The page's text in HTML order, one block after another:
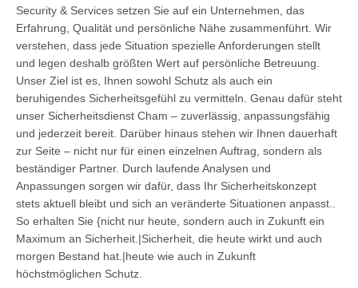
Security & Services setzen Sie auf ein Unternehmen, das
Erfahrung, Qualität und persönliche Nähe zusammenführt. Wir
verstehen, dass jede Situation spezielle Anforderungen stellt
und legen deshalb größten Wert auf persönliche Betreuung.
Unser Ziel ist es, Ihnen sowohl Schutz als auch ein
beruhigendes Sicherheitsgefühl zu vermitteln. Genau dafür steht
unser Sicherheitsdienst Cham – zuverlässig, anpassungsfähig
und jederzeit bereit. Darüber hinaus stehen wir Ihnen dauerhaft
zur Seite – nicht nur für einen einzelnen Auftrag, sondern als
beständiger Partner. Durch laufende Analysen und
Anpassungen sorgen wir dafür, dass Ihr Sicherheitskonzept
stets aktuell bleibt und sich an veränderte Situationen anpasst..
So erhalten Sie {nicht nur heute, sondern auch in Zukunft ein
Maximum an Sicherheit.|Sicherheit, die heute wirkt und auch
morgen Bestand hat.|heute wie auch in Zukunft
höchstmöglichen Schutz.